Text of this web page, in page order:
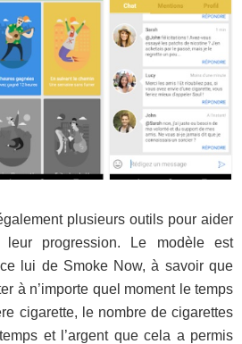
plusieurs outils pour aider
progression. Le modèle est
lui de Smoke Now, à savoir que
à n’importe quel moment le temps
cigarette, le nombre de cigarettes
et l’argent que cela a permis